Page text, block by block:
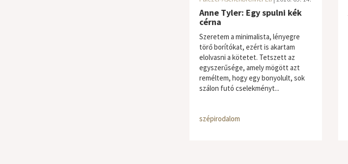
Anne Tyler: Egy spulni kék
cérna
Szeretem a minimalista, lényegre
törő borítókat, ezért is akartam
elolvasni a kötetet. Tetszett az
egyszerűsége, amely mögött azt
reméltem, hogy egy bonyolult, sok
szálon futó cselekményt...
szépirodalom